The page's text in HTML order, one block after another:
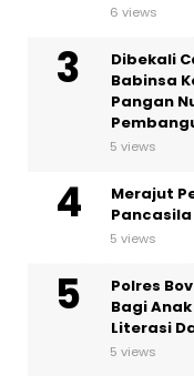
6 views
Dibekali
Babinsa
Pangan
5 views
Merajut
Pancasila
5 views
Polres
Bagi
Literasi
5 views